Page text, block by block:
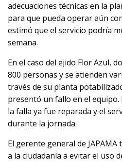
adecuaciones técnicas en la
para que pueda operar aún
estimó que el servicio podría
semana.
En el caso del ejido Flor Azul,
800 personas y se atienden
través de su planta
presentó un fallo en el
la falla ya fue reparada y el
durante la jornada.
El gerente general de
a la ciudadanía a evitar el uso